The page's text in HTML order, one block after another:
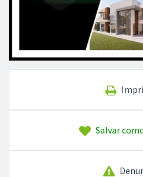
Salvar